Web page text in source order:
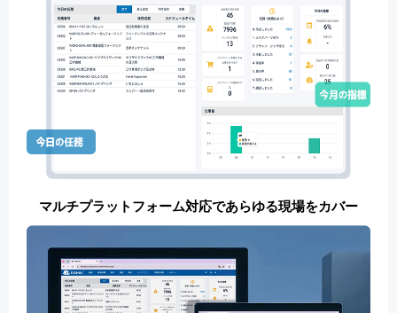
マルチプラットフォーム対応であらゆる現場をカバー